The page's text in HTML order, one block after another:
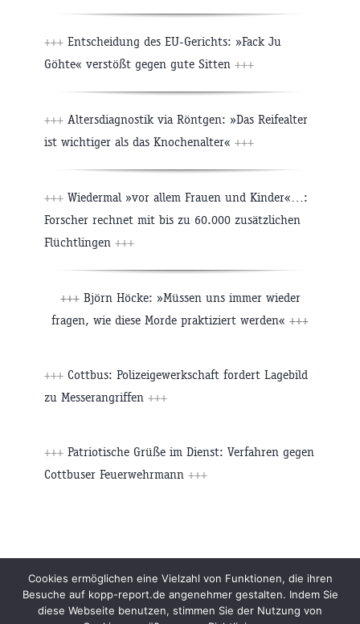
+++ Entscheidung des EU-Gerichts: »Fack Ju
Göhte« verstößt gegen gute Sitten +++
+++ Altersdiagnostik via Röntgen: »Das Reifealter
ist wichtiger als das Knochenalter« +++
+++ Wiedermal »vor allem Frauen und Kinder«…:
Forscher rechnet mit bis zu 60.000 zusätzlichen
Flüchtlingen +++
+++ Björn Höcke: »Müssen uns immer wieder
fragen, wie diese Morde praktiziert werden« +++
+++ Cottbus: Polizeigewerkschaft fordert Lagebild
zu Messerangriffen +++
+++ Patriotische Grüße im Dienst: Verfahren gegen
Cottbuser Feuerwehrmann +++
Beiträge Archiv Impressum
Newsletter
Kopp Verlag
Datenschutzerklärung
Cookies ermöglichen eine Vielzahl von Funktionen, die ihren
Besuche auf kopp-report.de angenehmer gestalten. Indem Sie
diese Webseite benutzen, stimmen Sie der Nutzung von